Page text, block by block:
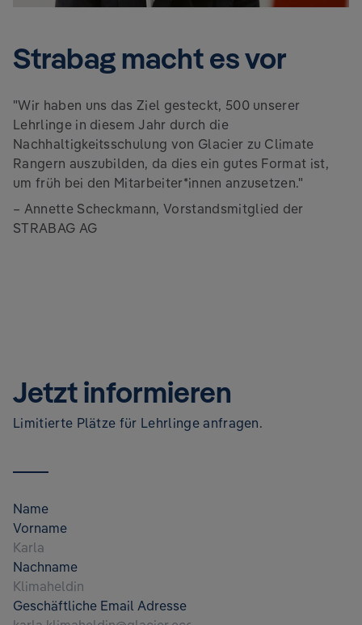
Strabag macht es vor
"Wir haben uns das Ziel gesteckt, 500 unserer
Lehrlinge in diesem Jahr durch die
Nachhaltigkeitsschulung von Glacier zu Climate
Rangern auszubilden, da dies ein gutes Format ist,
um früh bei den Mitarbeiter*innen anzusetzen."
– Annette Scheckmann,Vorstandsmitglied der
STRABAG AG
Jetzt informieren
Limitierte Plätze für Lehrlinge anfragen.
Name
Vorname
Nachname
Geschäftliche Email Adresse